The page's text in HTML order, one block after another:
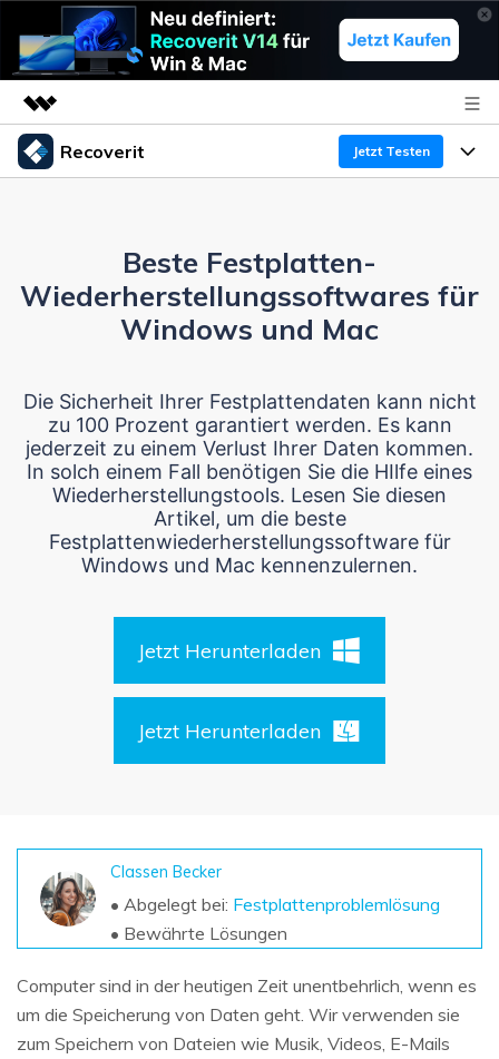
Top-Produkte
Lösungen
Support
Recoverit Jetzt Testen
Recoverit für Windows
KI
Ein führendes Tool zur Datenrettung für Windows
Recoverit für Mac
KI
Unbegrenzte Daten vom Mac-System
wiederherstellen
Kostenlos Testen
Recoverit kostenlos
wiederherstellen
Weitere Produkte
Repairit - Datenreparatur
Wiederherstellung von Laufwerken
Exklusive Wiederherstellungsl?sungen Neu
Dokumente wiederherstellen
Datenverlust-Szenarien
Experte für Datenrettung
Kundengeschichten
Aktuelles Thema
Guide
DOWNLOAD Sign In
Beste Festplatten-
Wiederherstellungssoftwares für
Windows und Mac
Die Sicherheit Ihrer Festplattendaten kann nicht
zu 100 Prozent garantiert werden. Es kann
jederzeit zu einem Verlust Ihrer Daten kommen.
In solch einem Fall benötigen Sie die HIlfe eines
Wiederherstellungstools. Lesen Sie diesen
Artikel, um die beste
Festplattenwiederherstellungssoftware für
Windows und Mac kennenzulernen.
Jetzt Herunterladen
Jetzt Herunterladen
Classen Becker
• Abgelegt bei: Festplattenproblemlösung
• Bewährte Lösungen
Computer sind in der heutigen Zeit unentbehrlich, wenn es
um die Speicherung von Daten geht. Wir verwenden sie
zum Speichern von Dateien wie Musik, Videos, E-Mails